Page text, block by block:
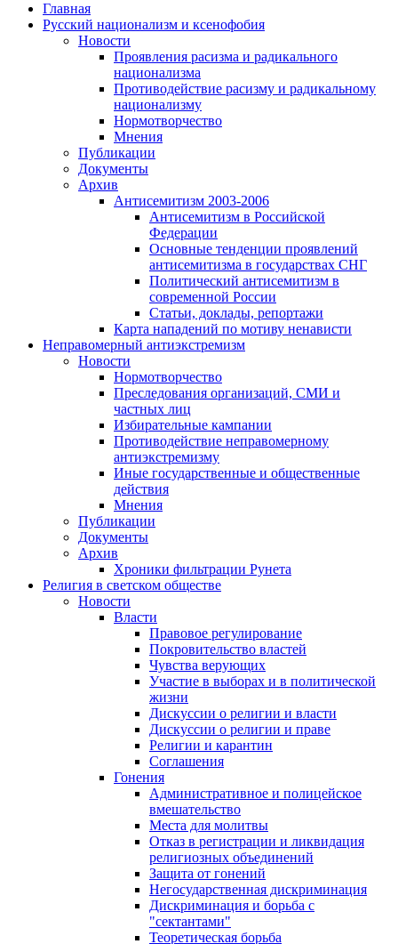
Главная
Русский национализм и ксенофобия
Новости
Проявления расизма и радикального
национализма
Противодействие расизму и радикальному
национализму
Нормотворчество
Мнения
Публикации
Документы
Архив
Антисемитизм 2003-2006
Антисемитизм в Российской
Федерации
Основные тенденции проявлений
антисемитизма в государствах СНГ
Политический антисемитизм в
современной России
Статьи, доклады, репортажи
Карта нападений по мотиву ненависти
Неправомерный антиэкстремизм
Новости
Нормотворчество
Преследования организаций, СМИ и
частных лиц
Избирательные кампании
Противодействие неправомерному
антиэкстремизму
Иные государственные и общественные
действия
Мнения
Публикации
Документы
Архив
Хроники фильтрации Рунета
Религия в светском обществе
Новости
Власти
Правовое регулирование
Покровительство властей
Чувства верующих
Участие в выборах и в политической
жизни
Дискуссии о религии и власти
Дискуссии о религии и праве
Религии и карантин
Соглашения
Гонения
Административное и полицейское
вмешательство
Места для молитвы
Отказ в регистрации и ликвидация
религиозных объединений
Защита от гонений
Негосударственная дискриминация
Дискриминация и борьба с
"сектантами"
Теоретическая борьба